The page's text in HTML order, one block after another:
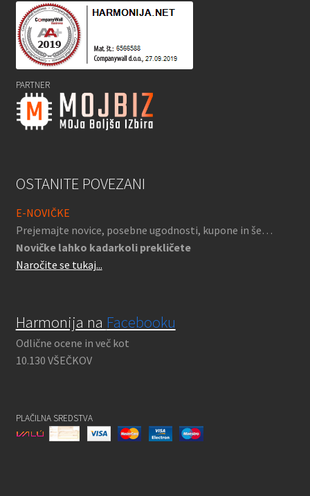
PARTNER
OSTANITE POVEZANI
E-NOVIČKE
Prejemajte novice, posebne ugodnosti, kupone in še…
Novičke lahko kadarkoli prekličete
Naročite se tukaj...
Harmonija na Facebooku
Odlične ocene in več kot
10.130 VŠEČKOV
PLAČILNA SREDSTVA